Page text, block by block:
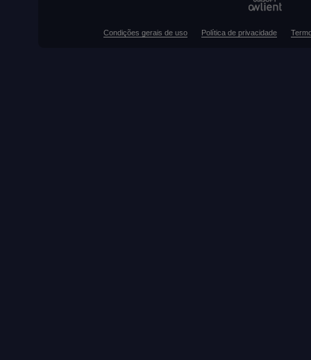
Condições gerais de uso Política de privacidade